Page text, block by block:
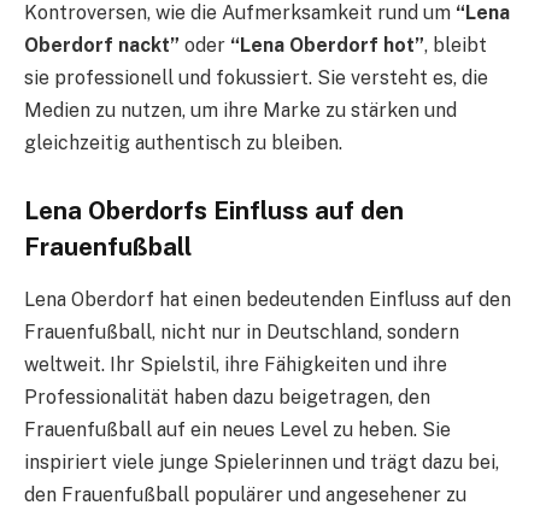
Kontroversen, wie die Aufmerksamkeit rund um “Lena
Oberdorf nackt” oder “Lena Oberdorf hot”, bleibt
sie professionell und fokussiert. Sie versteht es, die
Medien zu nutzen, um ihre Marke zu stärken und
gleichzeitig authentisch zu bleiben.
Lena Oberdorfs Einfluss auf den
Frauenfußball
Lena Oberdorf hat einen bedeutenden Einfluss auf den
Frauenfußball, nicht nur in Deutschland, sondern
weltweit. Ihr Spielstil, ihre Fähigkeiten und ihre
Professionalität haben dazu beigetragen, den
Frauenfußball auf ein neues Level zu heben. Sie
inspiriert viele junge Spielerinnen und trägt dazu bei,
den Frauenfußball populärer und angesehener zu